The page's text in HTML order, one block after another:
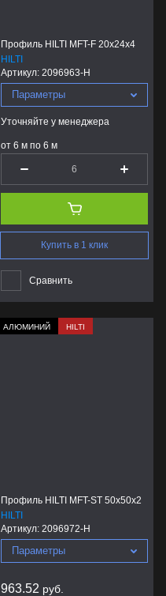
Профиль HILTI MFT-F 20x24x4
HILTI
Артикул: 2096963-H
Параметры
Уточняйте у менеджера
от 6 м по 6 м
Купить в 1 клик
Сравнить
АЛЮМИНИЙ HILTI
Профиль HILTI MFT-ST 50x50x2
HILTI
Артикул: 2096972-H
Параметры
963.52 руб.